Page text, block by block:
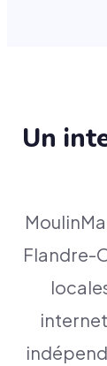
Un
Flandre-